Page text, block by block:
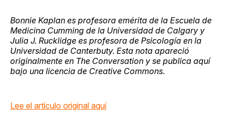
Bonnie Kaplan es profesora emérita de la Escuela de
Medicina Cumming de la Universidad de Calgary y
Julia J. Rucklidge es profesora de Psicología en la
Universidad de Canterbuty. Esta nota apareció
originalmente en The Conversation y se publica aquí
bajo una licencia de Creative Commons.
Lee el artículo original aquí